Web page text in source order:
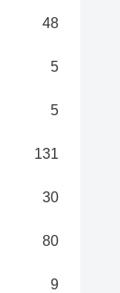
48
5
5
131
30
80
9